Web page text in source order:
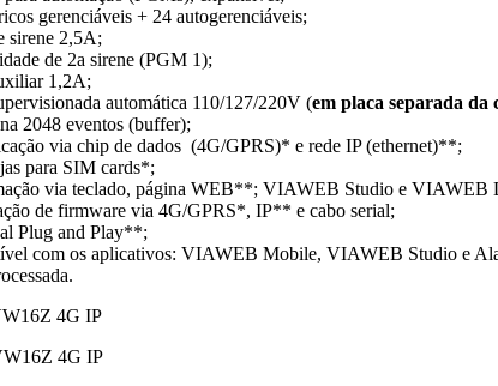
gerenciáveis + 24 autogerenciáveis;
sirene 2,5A;
de 2a sirene (PGM 1);
1,2A;
automática 110/127/220V (em placa separada da
2048 eventos (buffer);
via chip de dados (4G/GPRS)* e rede IP (ethernet)**;
para SIM cards*;
via teclado, página WEB**; VIAWEB Studio e VIAWEB
de firmware via 4G/GPRS*, IP** e cabo serial;
Plug and Play**;
com os aplicativos: VIAWEB Mobile, VIAWEB Studio e
4G IP
4G IP